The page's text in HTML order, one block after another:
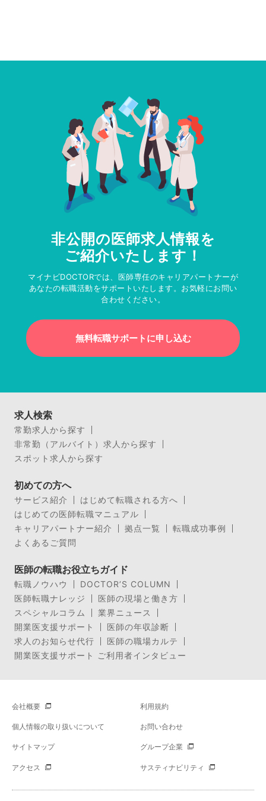
非公開の医師求人情報を
ご紹介いたします！
マイナビDOCTORでは、医師専任のキャリアパートナーが
あなたの転職活動をサポートいたします。お気軽にお問い
合わせください。
無料転職サポートに申し込む
求人検索
常勤求人から探す
非常勤（アルバイト）求人から探す
スポット求人から探す
初めての方へ
サービス紹介
はじめて転職される方へ
はじめての医師転職マニュアル
キャリアパートナー紹介
拠点一覧
転職成功事例
よくあるご質問
医師の転職お役立ちガイド
転職ノウハウ
DOCTOR’S COLUMN
医師転職ナレッジ
医師の現場と働き方
スペシャルコラム
業界ニュース
開業医支援サポート
医師の年収診断
求人のお知らせ代行
医師の職場カルテ
開業医支援サポート ご利用者インタビュー
会社概要 利用規約
個人情報の取り扱いについて お問い合わせ
サイトマップ グループ企業
アクセス サスティナビリティ